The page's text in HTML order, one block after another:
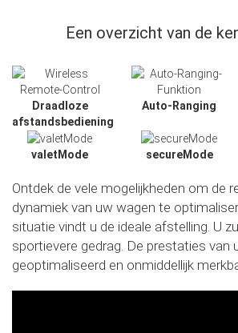
Een overzicht van de
Draadloze
afstandsbediening
Auto-Ranging
valetMode secureMode
Ontdek de vele mogelijkheden om de
dynamiek van uw wagen te
situatie vindt u de ideale afstelling. U
sportievere gedrag. De prestaties van
geoptimaliseerd en onmiddellijk
Slide02